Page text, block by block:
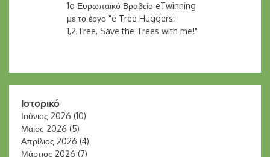
1o Ευρωπαϊκό Βραβείο eTwinning
με το έργο "e Tree Huggers:
1,2,Tree, Save the Trees with me!"
Ιστορικό
Ιούνιος 2026 (10)
Μάιος 2026 (5)
Απρίλιος 2026 (4)
Μάρτιος 2026 (7)